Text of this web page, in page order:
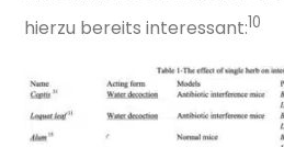
hierzu bereits interessant:10